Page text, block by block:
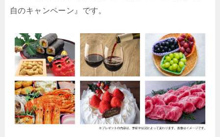
自のキャンペーン』です。